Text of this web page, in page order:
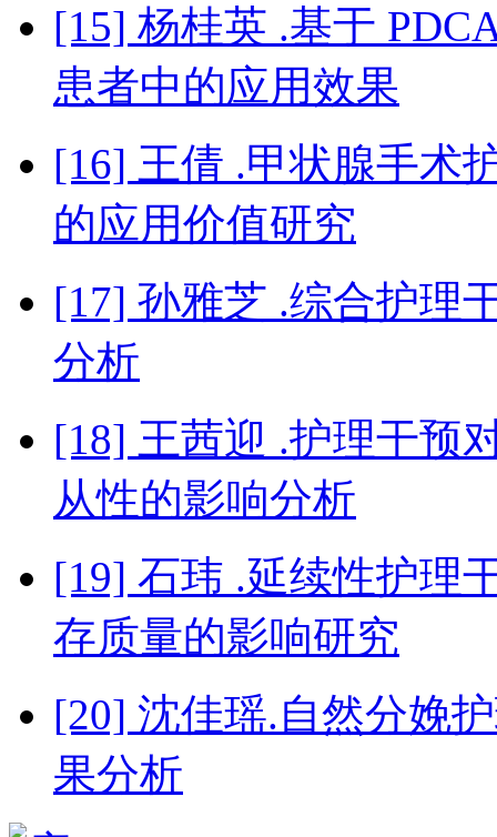
[15] 杨桂英 .基于
患者中的应用效果
[16] 王倩 .甲状腺手术
的应用价值研究
[17] 孙雅芝 .综合护理
分析
[18] 王茜迎 .护理干预
从性的影响分析
[19] 石玮 .延续性护理
存质量的影响研究
[20] 沈佳瑶.自然分娩
果分析